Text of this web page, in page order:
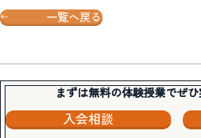
一覧へ戻る
まずは無料の体験授業でぜ
入会相談